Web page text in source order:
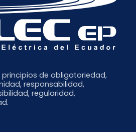
de obligatoriedad,
responsabilidad,
regularidad,